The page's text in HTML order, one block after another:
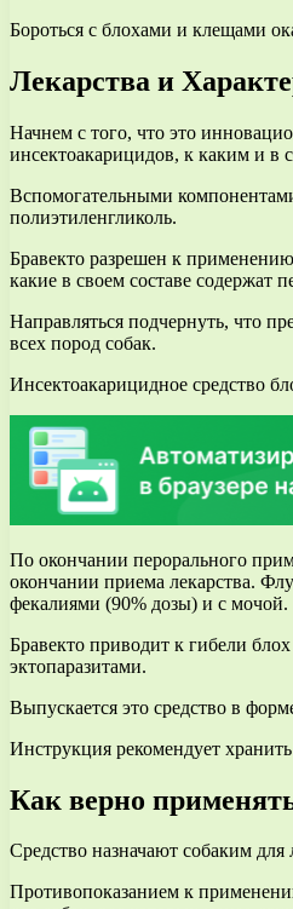
Бороться с блохами и клещами
Лекарства и
Начнем с того, что это
инсектоакарицидов, к каким и в
Вспомогательными компонентами
полиэтиленгликоль.
Бравекто разрешен к
какие в своем составе содержат
Направляться подчернуть, что
всех пород собак.
Инсектоакарицидное средство
По окончании перорального
окончании приема лекарства.
фекалиями (90% дозы) и с мочой.
Бравекто приводит к гибели
эктопаразитами.
Выпускается это средство в
Инструкция рекомендует
Как верно
Средство назначают собаким
Противопоказанием к